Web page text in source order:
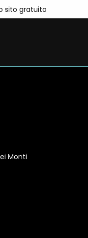
sito gratuito
Monti